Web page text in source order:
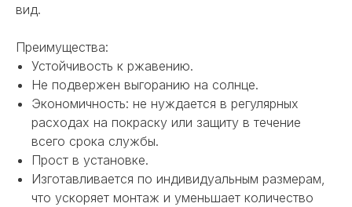
вид.
Преимущества:
Устойчивость к ржавению.
Не подвержен выгоранию на солнце.
Экономичность: не нуждается в регулярных
расходах на покраску или защиту в течение
всего срока службы.
Прост в установке.
Изготавливается по индивидуальным размерам,
что ускоряет монтаж и уменьшает количество